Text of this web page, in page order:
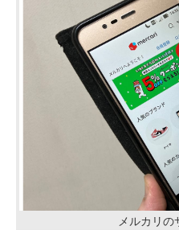
メルカリ